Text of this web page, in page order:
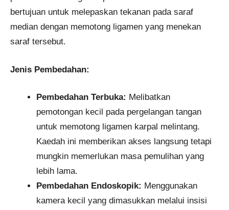
bertujuan untuk melepaskan tekanan pada saraf
median dengan memotong ligamen yang menekan
saraf tersebut.
Jenis Pembedahan:
Pembedahan Terbuka: Melibatkan
pemotongan kecil pada pergelangan tangan
untuk memotong ligamen karpal melintang.
Kaedah ini memberikan akses langsung tetapi
mungkin memerlukan masa pemulihan yang
lebih lama.
Pembedahan Endoskopik: Menggunakan
kamera kecil yang dimasukkan melalui insisi